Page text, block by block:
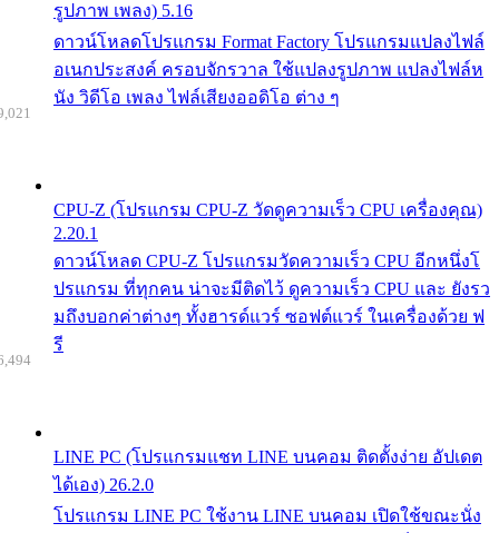
รูปภาพ เพลง) 5.16
ดาวน์โหลดโปรแกรม Format Factory โปรแกรมแปลงไฟล์
อเนกประสงค์ ครอบจักรวาล ใช้แปลงรูปภาพ แปลงไฟล์ห
นัง วิดีโอ เพลง ไฟล์เสียงออดิโอ ต่าง ๆ
CPU-Z (โปรแกรม CPU-Z วัดดูความเร็ว CPU เครื่องคุณ)
2.20.1
ดาวน์โหลด CPU-Z โปรแกรมวัดความเร็ว CPU อีกหนึ่งโ
ปรแกรม ที่ทุกคน น่าจะมีติดไว้ ดูความเร็ว CPU และ ยังรว
มถึงบอกค่าต่างๆ ทั้งฮารด์แวร์ ซอฟต์แวร์ ในเครื่องด้วย ฟ
รี
LINE PC (โปรแกรมแชท LINE บนคอม ติดตั้งง่าย อัปเดต
ได้เอง) 26.2.0
โปรแกรม LINE PC ใช้งาน LINE บนคอม เปิดใช้ขณะนั่ง